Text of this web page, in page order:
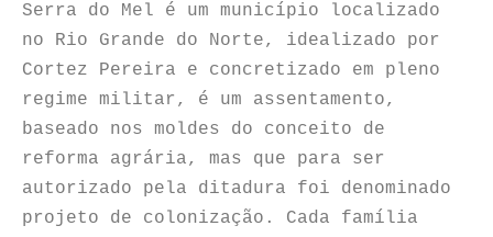
Serra do Mel é um município localizado
no Rio Grande do Norte, idealizado por
Cortez Pereira e concretizado em pleno
regime militar, é um assentamento,
baseado nos moldes do conceito de
reforma agrária, mas que para ser
autorizado pela ditadura foi denominado
projeto de colonização. Cada família